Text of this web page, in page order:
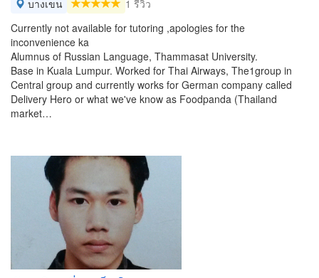
บางเขน
1 รีวิว
Currently not available for tutoring ,apologies for the
inconvenience ka
Alumnus of Russian Language, Thammasat University.
Base in Kuala Lumpur. Worked for Thai Airways, The1group in
Central group and currently works for German company called
Delivery Hero or what we've know as Foodpanda (Thailand
market…